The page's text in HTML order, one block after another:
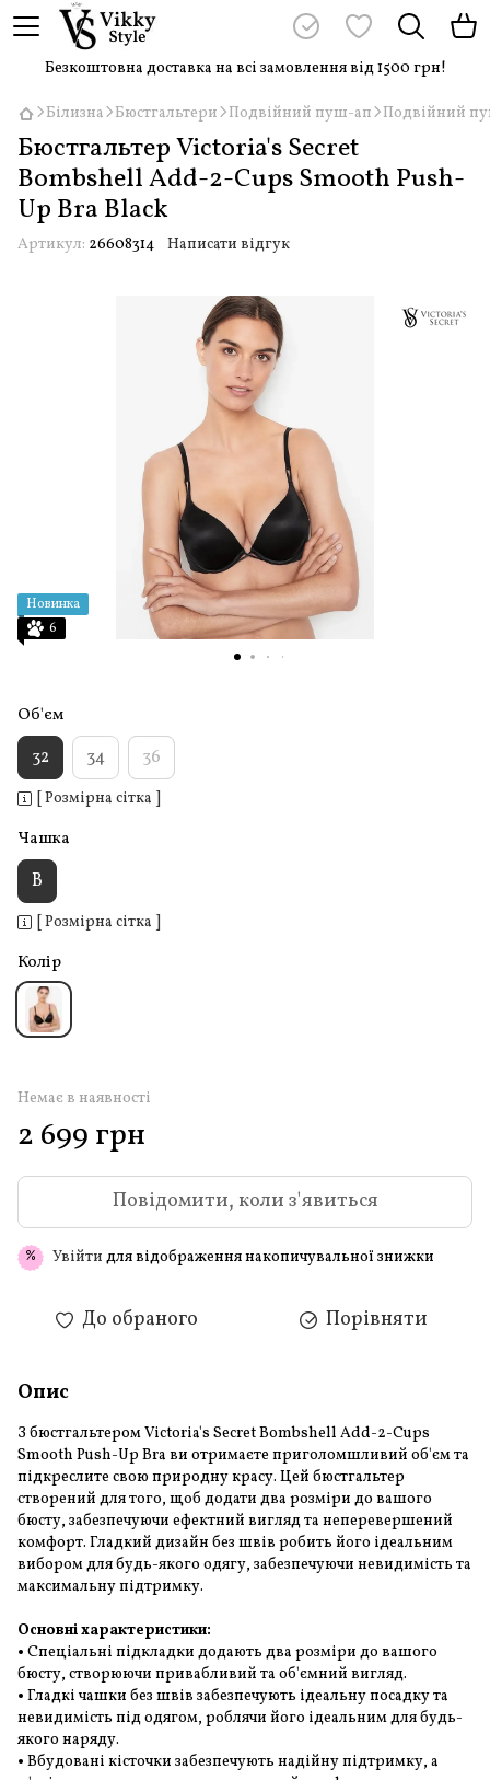
Безкоштовна доставка на всі замовлення від 1500 грн!
Білизна Бюстгальтери Подвійний пуш-ап Подвійний
Бюстгальтер Victoria's Secret
Bombshell Add-2-Cups Smooth Push-
Up Bra Black
Артикул: 26608314 Написати відгук
Новинка
6
Об'єм
32 34 36
[ Розмірна сітка ]
Чашка
B
[ Розмірна сітка ]
Колір
Немає в наявності
2 699 грн
Повідомити, коли з'явиться
% Увійти для відображення накопичувальної знижки
До обраного Порівняти
Опис
З бюстгальтером Victoria's Secret Bombshell Add-2-Cups
Smooth Push-Up Bra ви отримаєте приголомшливий об'єм та
підкреслите свою природну красу. Цей бюстгальтер
створений для того, щоб додати два розміри до вашого
бюсту, забезпечуючи ефектний вигляд та неперевершений
комфорт. Гладкий дизайн без швів робить його ідеальним
вибором для будь-якого одягу, забезпечуючи невидимість та
максимальну підтримку.
Основні характеристики:
• Спеціальні підкладки додають два розміри до вашого
бюсту, створюючи привабливий та об'ємний вигляд.
• Гладкі чашки без швів забезпечують ідеальну посадку та
невидимість під одягом, роблячи його ідеальним для будь-
якого наряду.
• Вбудовані кісточки забезпечують надійну підтримку, а